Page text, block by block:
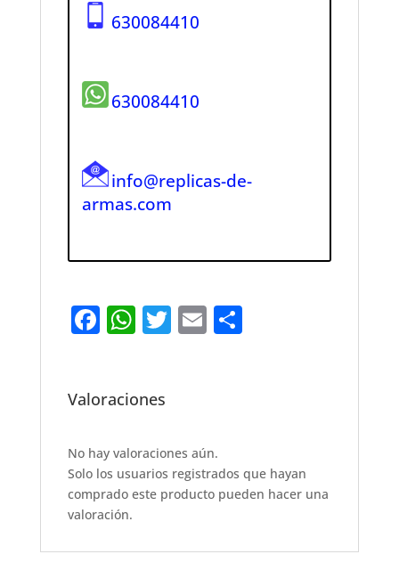
630084410
630084410
info@replicas-de-
armas.com
F
e
o
o
k
W
s
p
p
T E S
Valoraciones
No hay valoraciones aún.
Solo los usuarios registrados que hayan
comprado este producto pueden hacer una
valoración.